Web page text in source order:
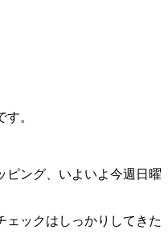
。
ピング、いよいよ今週日曜
ェックはしっかりしてきた